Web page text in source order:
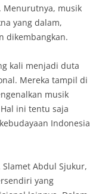
Menurutnya, musik
yang dalam,
dikembangkan.
kali menjadi duta
Mereka tampil di
musik
ini tentu saja
Indonesia
Abdul Sjukur,
yang